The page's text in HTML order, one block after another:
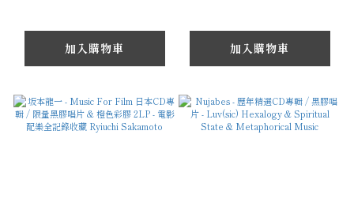
加入購物車 加入購物車